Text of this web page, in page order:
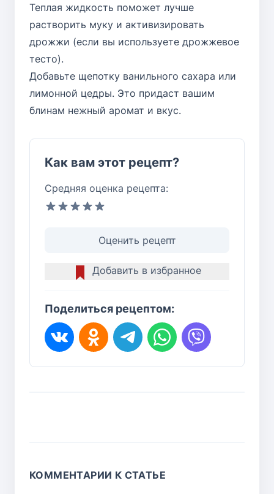
Теплая жидкость поможет лучше
растворить муку и активизировать
дрожжи (если вы используете дрожжевое
тесто).
Добавьте щепотку ванильного сахара или
лимонной цедры. Это придаст вашим
блинам нежный аромат и вкус.
Как вам этот рецепт?
Средняя оценка рецепта:
Оценить рецепт
Добавить в избранное
Поделиться рецептом:
КОММЕНТАРИИ К СТАТЬЕ